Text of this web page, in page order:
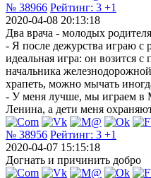
№ 38966 Рейтинг: 3 +1
2020-04-08 20:13:18
Два врача - молодых
- Я после дежурства играю с
идеальная игра: он возится с
начальника
храпеть, можно мычать
- У меня лучше, мы играем в
Ленина, а дети меня
№ 38956 Рейтинг: 3 +1
2020-04-07 15:15:18
Догнать и причинить добро